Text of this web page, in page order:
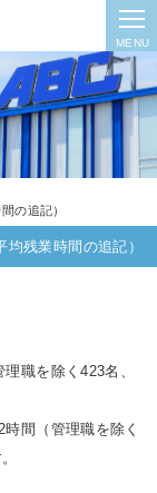
MENU
の追記）
残業時間の追記）
職を除く423名、
間（管理職を除く